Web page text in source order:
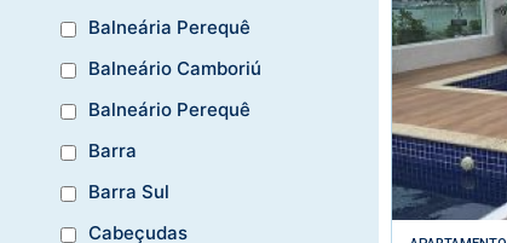
Balneária Perequê
Balneário Camboriú
Balneário Perequê
Barra
Barra Sul
Cabeçudas